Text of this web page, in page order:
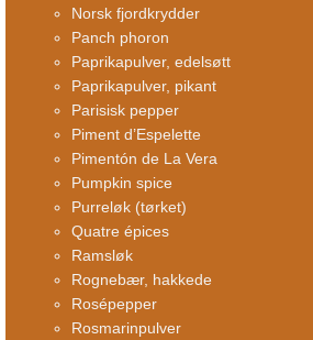
Norsk fjordkrydder
Panch phoron
Paprikapulver, edelsøtt
Paprikapulver, pikant
Parisisk pepper
Piment d’Espelette
Pimentón de La Vera
Pumpkin spice
Purreløk (tørket)
Quatre épices
Ramsløk
Rognebær, hakkede
Rosépepper
Rosmarinpulver